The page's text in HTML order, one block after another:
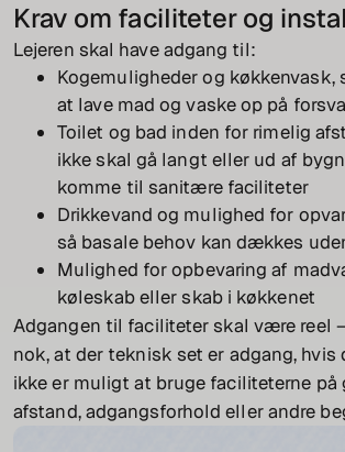
Krav om faciliteter og
Lejeren skal have adgang til:
Kogemuligheder og køkkenvask,
at lave mad og vaske op på
Toilet og bad inden for rimelig
ikke skal gå langt eller ud af
komme til sanitære faciliteter
Drikkevand og mulighed for
så basale behov kan dækkes
Mulighed for opbevaring af
køleskab eller skab i køkkenet
Adgangen til faciliteter skal være reel
nok, at der teknisk set er adgang, hvis
ikke er muligt at bruge faciliteterne på
afstand, adgangsforhold eller andre